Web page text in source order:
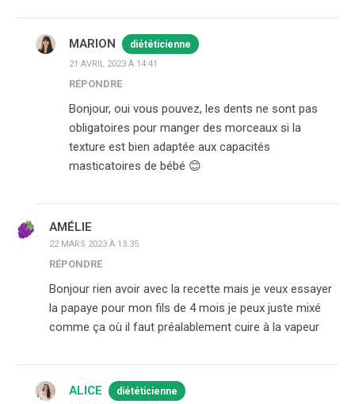
MARION diététicienne
21 AVRIL 2023 À 14:41
RÉPONDRE
Bonjour, oui vous pouvez, les dents ne sont pas
obligatoires pour manger des morceaux si la
texture est bien adaptée aux capacités
masticatoires de bébé 😊
AMÉLIE
22 MARS 2023 À 13:35
RÉPONDRE
Bonjour rien avoir avec la recette mais je veux essayer
la papaye pour mon fils de 4 mois je peux juste mixé
comme ça où il faut préalablement cuire à la vapeur
ALICE diététicienne